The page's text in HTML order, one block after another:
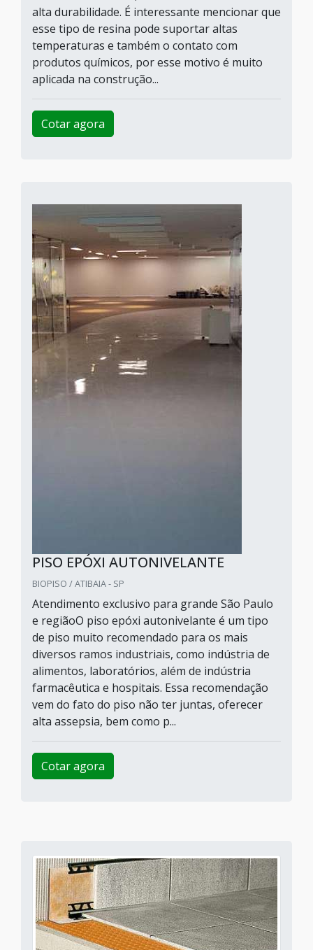
alta durabilidade. É interessante mencionar que
esse tipo de resina pode suportar altas
temperaturas e também o contato com
produtos químicos, por esse motivo é muito
aplicada na construção...
Cotar agora
PISO EPÓXI AUTONIVELANTE
BIOPISO / ATIBAIA - SP
Atendimento exclusivo para grande São Paulo
e regiãoO piso epóxi autonivelante é um tipo
de piso muito recomendado para os mais
diversos ramos industriais, como indústria de
alimentos, laboratórios, além de indústria
farmacêutica e hospitais. Essa recomendação
vem do fato do piso não ter juntas, oferecer
alta assepsia, bem como p...
Cotar agora